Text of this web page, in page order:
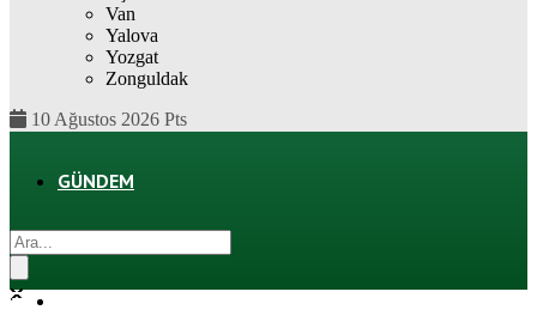
Van
Yalova
Yozgat
Zonguldak
10 Ağustos 2026 Pts
GÜNDEM